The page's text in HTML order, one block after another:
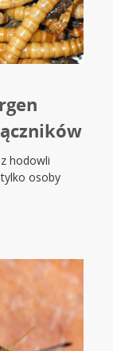
hodowli
osoby